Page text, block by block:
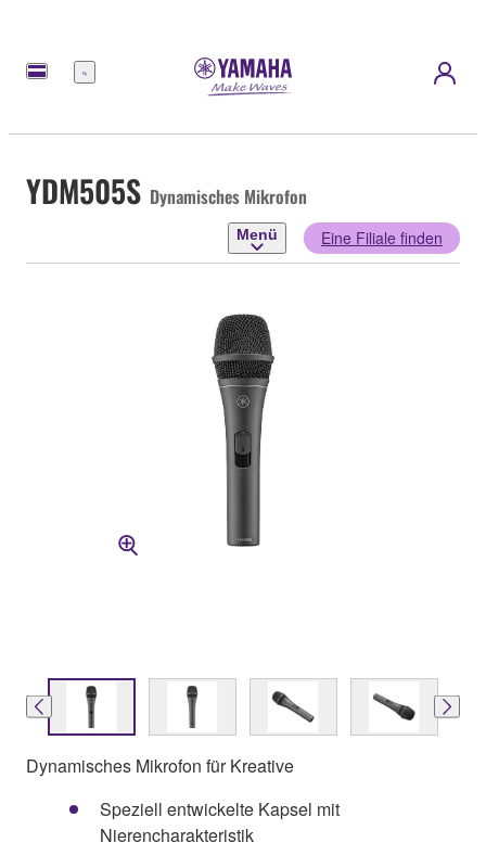
Menü
YDM505S Dynamisches Mikrofon
Menü Eine Filiale finden
Dynamisches Mikrofon für Kreative
Speziell entwickelte Kapsel mit
Nierencharakteristik